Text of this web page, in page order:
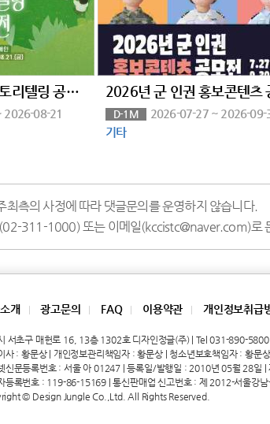
2026년 제12회 스토리텔링 공모전 <일상 속의 장애인>
2026-08-21
D-1M
2026-07-27 ~ 2026-09-
기타
최측의 사정에 따라 댓글문의를 운영하지 않습니다.
311-1000) 또는 이메일(kccistc@naver.com)로
개 광고문의 FAQ 이용약관 개인정보취급
서초구 매헌로 16, 13층 1302호 디자인정글(주) | Tel 031-890-
사 : 황문상 | 개인정보관리책임자 : 황문상 | 청소년보호책임자 : 황문상
신문등록번호 : 서울 아 01247 | 등록일/발행일 : 2010년 05월 28일
등록번호 : 119-86-15169 | 통신판매업 신고번호 : 제 2012-서울강
© Design Jungle Co.,Ltd. All Rights Reserved.